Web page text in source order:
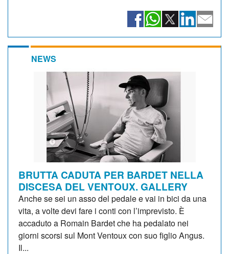
NEWS
BRUTTA CADUTA PER BARDET NELLA
DISCESA DEL VENTOUX. GALLERY
Anche se sei un asso del pedale e vai in bici da una
vita, a volte devi fare i conti con l’imprevisto. È
accaduto a Romain Bardet che ha pedalato nei
giorni scorsi sul Mont Ventoux con suo figlio Angus.
Il...